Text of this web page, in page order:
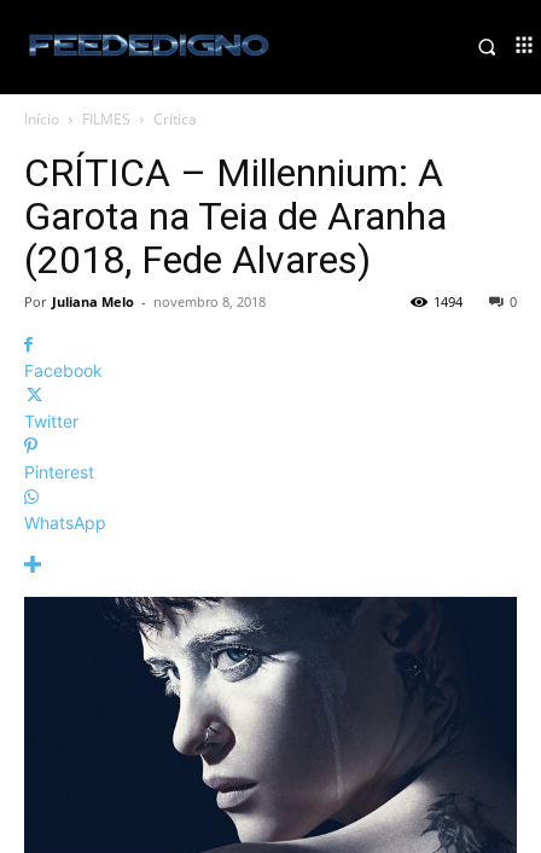
Início FILMES Crítica
CRÍTICA – Millennium: A
Garota na Teia de Aranha
(2018, Fede Alvares)
Por Juliana Melo - novembro 8, 2018 0
1494
Facebook
Twitter
Pinterest
WhatsApp